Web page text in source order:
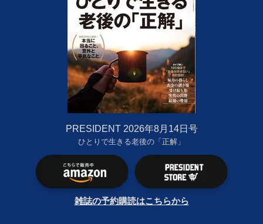
PRESIDENT 2026年8月14日号
ひとりで生きる老後の「正解」
雑誌の予約購読はこちらから